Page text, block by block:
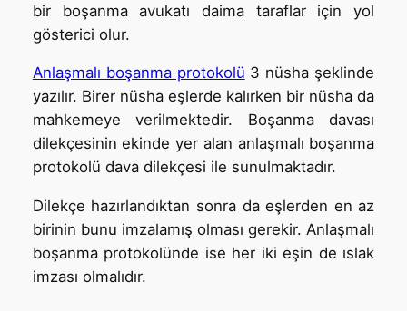
bir boşanma avukatı daima taraflar için yol
gösterici olur.
Anlaşmalı boşanma protokolü 3 nüsha şeklinde
yazılır. Birer nüsha eşlerde kalırken bir nüsha da
mahkemeye verilmektedir. Boşanma davası
dilekçesinin ekinde yer alan anlaşmalı boşanma
protokolü dava dilekçesi ile sunulmaktadır.
Dilekçe hazırlandıktan sonra da eşlerden en az
birinin bunu imzalamış olması gerekir. Anlaşmalı
boşanma protokolünde ise her iki eşin de ıslak
imzası olmalıdır.